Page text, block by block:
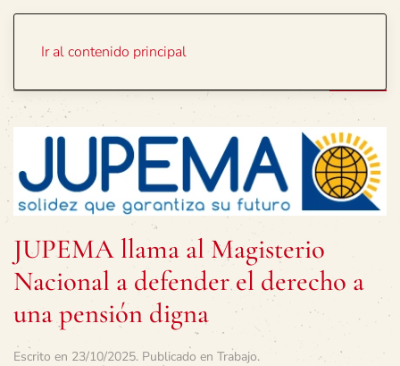
Ir al contenido principal
JUPEMA llama al Magisterio
Nacional a defender el derecho a
una pensión digna
Escrito en 23/10/2025. Publicado en Trabajo.